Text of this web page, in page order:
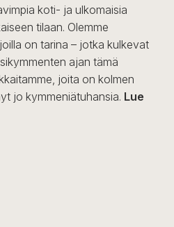
koti- ja ulkomaisia
tilaan. Olemme
on tarina – jotka kulkevat
ajan tämä
joita on kolmen
jo kymmeniätuhansia. Lue